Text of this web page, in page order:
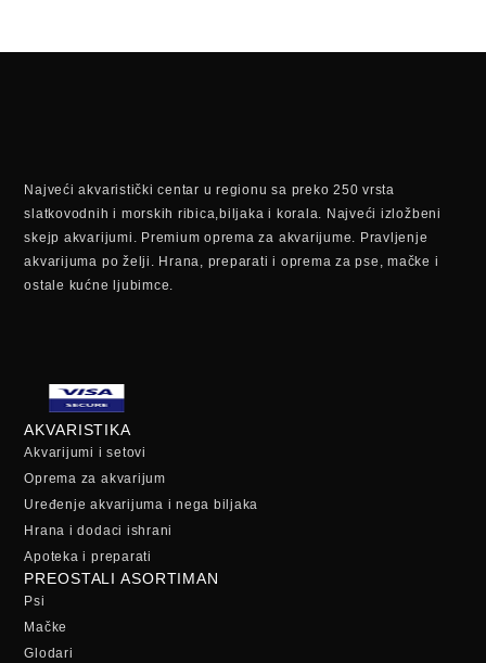
Najveći akvaristički centar u regionu sa preko 250 vrsta
slatkovodnih i morskih ribica,biljaka i korala. Najveći izložbeni
skejp akvarijumi. Premium oprema za akvarijume. Pravljenje
akvarijuma po želji. Hrana, preparati i oprema za pse, mačke i
ostale kućne ljubimce.
AKVARISTIKA
Akvarijumi i setovi
Oprema za akvarijum
Uređenje akvarijuma i nega biljaka
Hrana i dodaci ishrani
Apoteka i preparati
PREOSTALI ASORTIMAN
Psi
Mačke
Glodari